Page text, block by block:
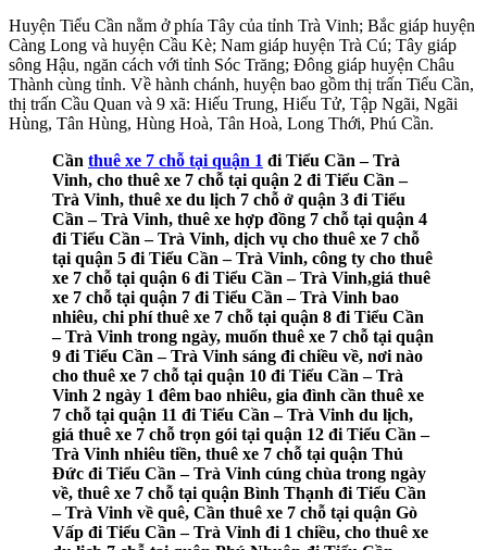
Huyện Tiểu Cần nằm ở phía Tây của tỉnh Trà Vinh; Bắc giáp huyện
Càng Long và huyện Cầu Kè; Nam giáp huyện Trà Cú; Tây giáp
sông Hậu, ngăn cách với tỉnh Sóc Trăng; Đông giáp huyện Châu
Thành cùng tỉnh. Về hành chánh, huyện bao gồm thị trấn Tiểu Cần,
thị trấn Cầu Quan và 9 xã: Hiếu Trung, Hiếu Tử, Tập Ngãi, Ngãi
Hùng, Tân Hùng, Hùng Hoà, Tân Hoà, Long Thới, Phú Cần.
Cần thuê xe 7 chỗ tại quận 1 đi Tiểu Cần – Trà
Vinh, cho thuê xe 7 chỗ tại quận 2 đi Tiểu Cần –
Trà Vinh, thuê xe du lịch 7 chỗ ở quận 3 đi Tiểu
Cần – Trà Vinh, thuê xe hợp đồng 7 chỗ tại quận 4
đi Tiểu Cần – Trà Vinh, dịch vụ cho thuê xe 7 chỗ
tại quận 5 đi Tiểu Cần – Trà Vinh, công ty cho thuê
xe 7 chỗ tại quận 6 đi Tiểu Cần – Trà Vinh,giá thuê
xe 7 chỗ tại quận 7 đi Tiểu Cần – Trà Vinh bao
nhiêu, chi phí thuê xe 7 chỗ tại quận 8 đi Tiểu Cần
– Trà Vinh trong ngày, muốn thuê xe 7 chỗ tại quận
9 đi Tiểu Cần – Trà Vinh sáng đi chiều về, nơi nào
cho thuê xe 7 chỗ tại quận 10 đi Tiểu Cần – Trà
Vinh 2 ngày 1 đêm bao nhiêu, gia đình cần thuê xe
7 chỗ tại quận 11 đi Tiểu Cần – Trà Vinh du lịch,
giá thuê xe 7 chỗ trọn gói tại quận 12 đi Tiểu Cần –
Trà Vinh nhiêu tiền, thuê xe 7 chỗ tại quận Thủ
Đức đi Tiểu Cần – Trà Vinh cúng chùa trong ngày
về, thuê xe 7 chỗ tại quận Bình Thạnh đi Tiểu Cần
– Trà Vinh về quê, Cần thuê xe 7 chỗ tại quận Gò
Vấp đi Tiểu Cần – Trà Vinh đi 1 chiều, cho thuê xe